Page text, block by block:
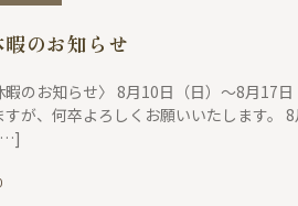
のお知らせ
暇のお知らせ〉 8月10日（日）〜8月17
すが、何卒よろしくお願いいたします。